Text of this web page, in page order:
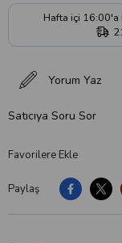
Paylaş
Favorilere Ekle
Yorum Yaz
Satıcıya Soru Sor
Hafta içi